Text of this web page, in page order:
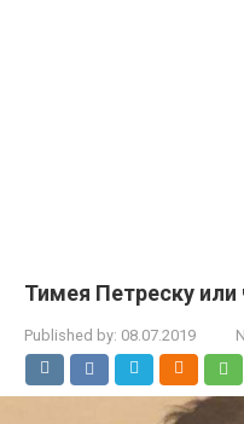
Тимея Петреску
Published by: 08.07.2019